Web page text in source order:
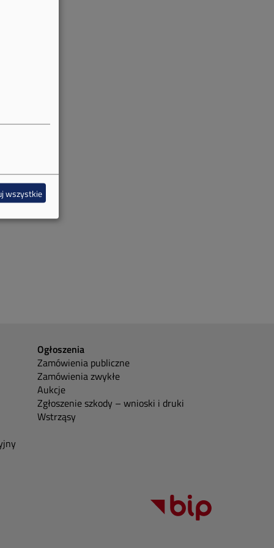
Ogłoszenia
Zamówienia publiczne
Zamówienia zwykłe
Aukcje
Zgłoszenie szkody – wnioski i druki
Wstrząsy
wszystkie